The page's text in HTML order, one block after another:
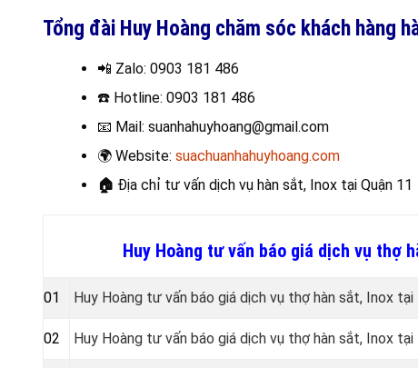
Tổng đài Huy Hoàng chăm sóc khách hàng
📲 Zalo: 0903 181 486
☎️ Hotline: 0903 181 486
📧 Mail: suanhahuyhoang@gmail.com
🌍 Website: suachuanhahuyhoang.com
🏠 Địa chỉ tư vấn dịch vụ hàn sắt, Inox tại Quận 11
Huy Hoàng tư vấn báo giá dịch vụ thợ
01 Huy Hoàng tư vấn báo giá dịch vụ thợ hàn sắt, Inox tại
02 Huy Hoàng tư vấn báo giá dịch vụ thợ hàn sắt, Inox tại